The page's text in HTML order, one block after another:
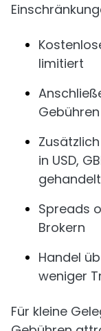
limitiert
Gebühren
Zusätzlich
in USD,
Spreads
Brokern
Handel
weniger
Für kleine